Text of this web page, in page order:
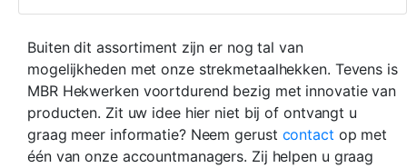
Buiten dit assortiment zijn er nog tal van
mogelijkheden met onze strekmetaalhekken. Tevens is
MBR Hekwerken voortdurend bezig met innovatie van
producten. Zit uw idee hier niet bij of ontvangt u
graag meer informatie? Neem gerust contact op met
één van onze accountmanagers. Zij helpen u graag